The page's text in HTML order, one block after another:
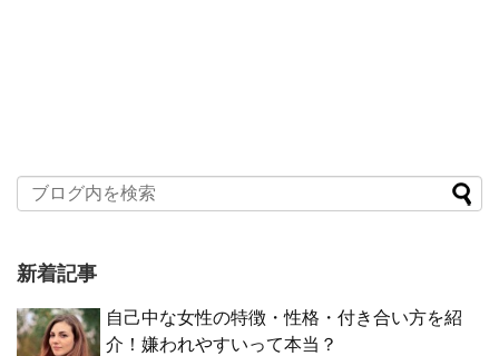
新着記事
自己中な女性の特徴・性格・付き合い方を紹
介！嫌われやすいって本当？